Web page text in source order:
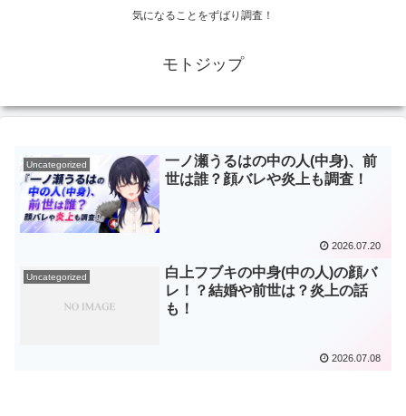
気になることをずばり調査！
モトジップ
Uncategorized
一ノ瀬うるはの中の人(中身)、前
世は誰？顔バレや炎上も調査！
2026.07.20
Uncategorized
白上フブキの中身(中の人)の顔バ
レ！？結婚や前世は？炎上の話
も！
2026.07.08